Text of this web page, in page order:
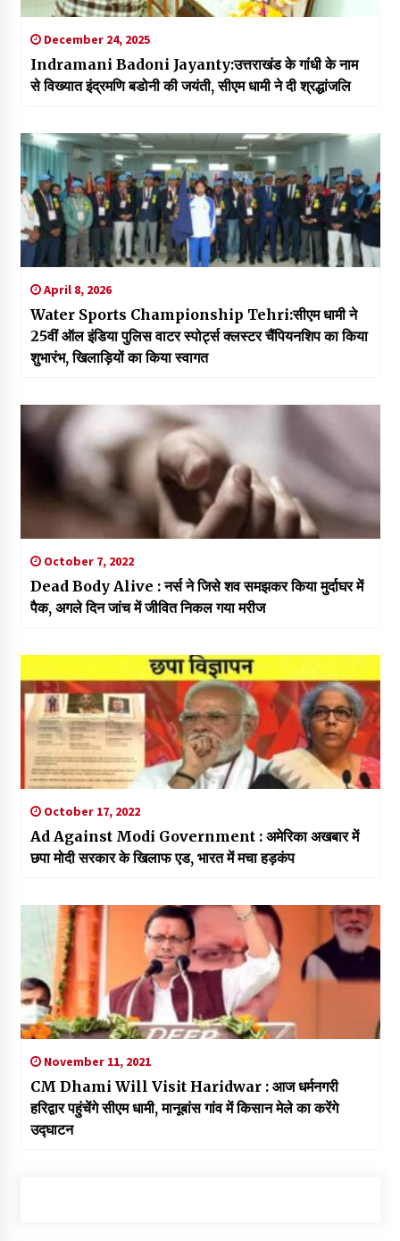
December 24, 2025
Indramani Badoni Jayanty:उत्तराखंड के गांधी के नाम
से विख्यात इंद्रमणि बडोनी की जयंती, सीएम धामी ने दी श्रद्धांजलि
April 8, 2026
Water Sports Championship Tehri:सीएम धामी ने
25वीं ऑल इंडिया पुलिस वाटर स्पोर्ट्स क्लस्टर चैंपियनशिप का किया
शुभारंभ, खिलाड़ियों का किया स्वागत
October 7, 2022
Dead Body Alive : नर्स ने जिसे शव समझकर किया मुर्दाघर में
पैक, अगले दिन जांच में जीवित निकल गया मरीज
October 17, 2022
Ad Against Modi Government : अमेरिका अखबार में
छपा मोदी सरकार के खिलाफ एड, भारत में मचा हड़कंप
November 11, 2021
CM Dhami Will Visit Haridwar : आज धर्मनगरी
हरिद्वार पहुंचेंगे सीएम धामी, मानूबांस गांव में किसान मेले का करेंगे
उद्घाटन